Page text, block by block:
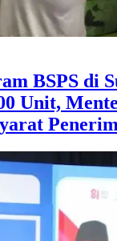
BSPS di
Unit,